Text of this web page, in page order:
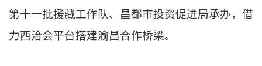
第十一批援藏工作队、昌都市投资促进局承办，借
力西洽会平台搭建渝昌合作桥梁。